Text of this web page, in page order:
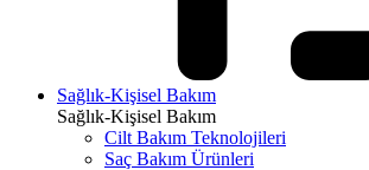
Sağlık-Kişisel Bakım
Sağlık-Kişisel Bakım
Cilt Bakım Teknolojileri
Saç Bakım Ürünleri